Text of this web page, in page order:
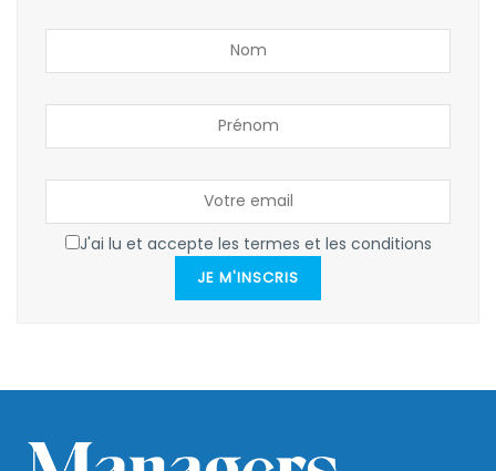
J'ai lu et accepte les termes et les conditions
JE M'INSCRIS